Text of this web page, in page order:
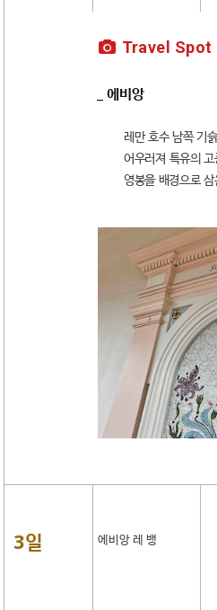
Travel Spot
_ 에비앙
레만 호수 남쪽 기
어우러져 특유의
영봉을 배경으로
3일 에비앙 레 뱅